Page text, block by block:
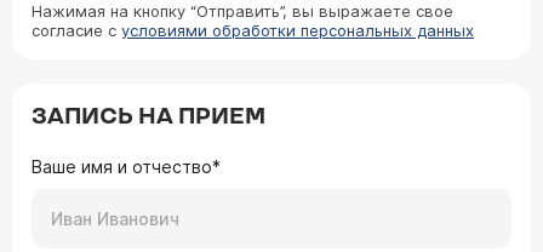
Нажимая на кнопку “Отправить”, вы выражаете свое
согласие с условиями обработки персональных данных
ЗАПИСЬ НА ПРИЕМ
Ваше имя и отчество*